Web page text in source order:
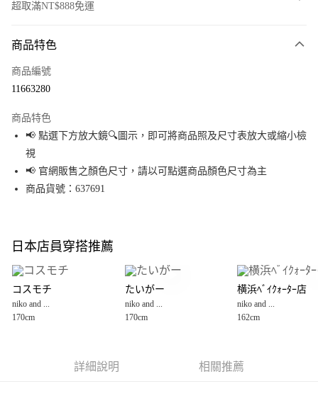
超取滿NT$888免運
信用卡一次付款
Apple Pay
街口支付
悠遊付
全盈+PAY
大哥付你分期
【大哥付你分期使用說明】
1.本服務由台灣大哥大提供，台灣大哥大用戶可立即使用無須另外申請。
2.付款方式選擇「大哥付你分期」，訂單成立後會自動跳轉到大哥付的交易
3.實際核准額度、可分期數及費用金額請依後續交易確認頁面所載為準。
4.訂單成立30分鐘內，如未前往確認交易或遇審核未通過，訂單將自動取
AFTEE先享後付
商品特色
商品編號
11663280
商品特色
📢 點選下方放大鏡🔍圖示，即可將商品照及尺寸表放大或縮小檢
視
📢 官網販售之顏色尺寸，請以可點選商品顏色尺寸為主
商品貨號：637691
日本店員穿搭推薦
コスモチ
niko and ...
170cm
たいがー
niko and ...
170cm
横浜ﾍﾞｲｸｫｰﾀｰ店
niko and ...
162cm
詳細說明 相關推薦